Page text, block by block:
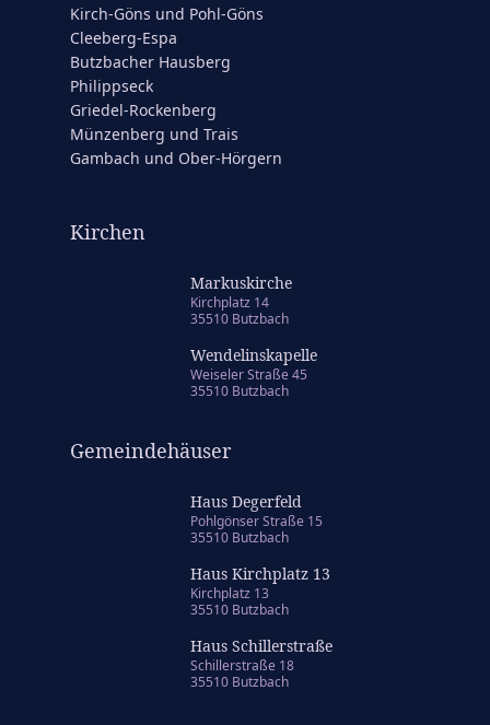
Kirch-Göns und Pohl-Göns
Cleeberg-Espa
Butzbacher Hausberg
Philippseck
Griedel-Rockenberg
Münzenberg und Trais
Gambach und Ober-Hörgern
Kirchen
Markuskirche
Kirchplatz 14
35510 Butzbach
Wendelinskapelle
Weiseler Straße 45
35510 Butzbach
Gemeindehäuser
Haus Degerfeld
Pohlgönser Straße 15
35510 Butzbach
Haus Kirchplatz 13
Kirchplatz 13
35510 Butzbach
Haus Schillerstraße
Schillerstraße 18
35510 Butzbach